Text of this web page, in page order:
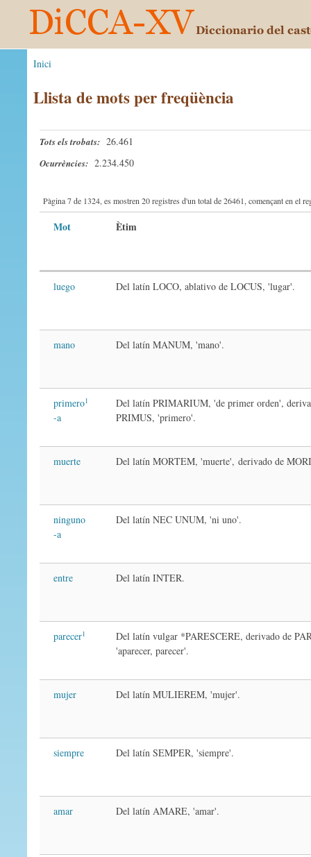
Inici
Llista de mots per freqüència
Tots els trobats: 26.461
Ocurrències: 2.234.450
Pàgina 7 de 1324, es mostren 20 registres d'un total de 26461, començant en el
Mot Ètim
luego Del latín LOCO, ablativo de LOCUS, 'lugar'.
mano Del latín MANUM, 'mano'.
primero1
-a
Del latín PRIMARIUM, 'de primer orden',
PRIMUS, 'primero'.
muerte Del latín MORTEM, 'muerte',derivado de
ninguno
-a
Del latín NEC UNUM, 'ni uno'.
entre Del latín INTER.
parecer1
Del latín vulgar *PARESCERE, derivado de
'aparecer, parecer'.
mujer Del latín MULIEREM, 'mujer'.
siempre Del latín SEMPER, 'siempre'.
amar Del latín AMARE, 'amar'.